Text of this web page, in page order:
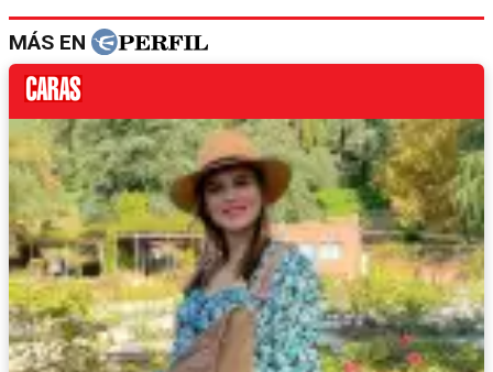
MÁS EN